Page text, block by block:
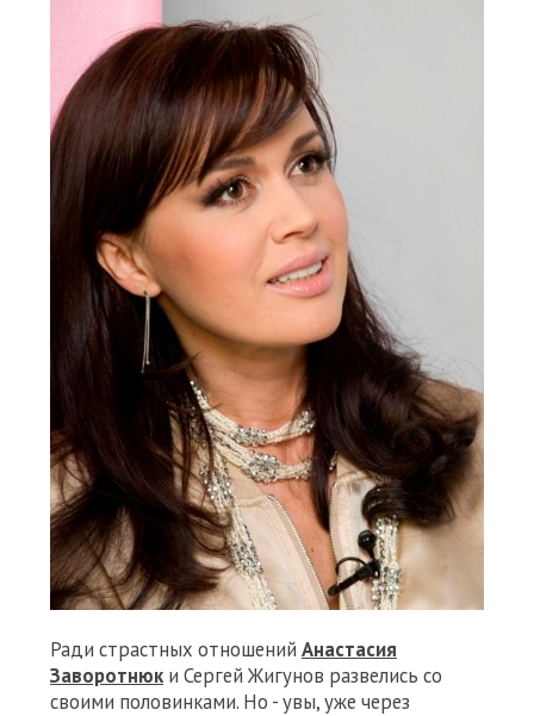
Ради страстных отношений Анастасия
Заворотнюк и Сергей Жигунов развелись со
своими половинками. Но - увы, уже через